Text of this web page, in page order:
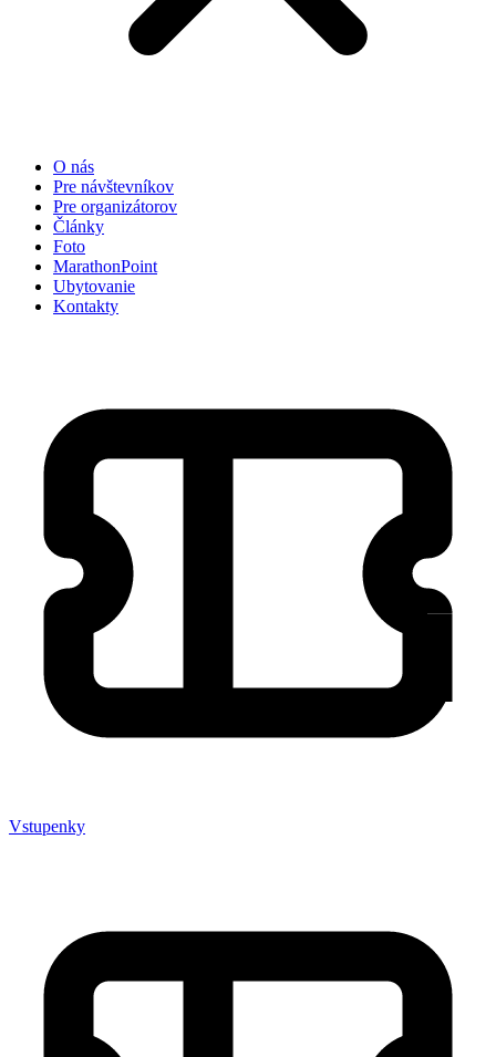
O nás
Pre návštevníkov
Pre organizátorov
Články
Foto
MarathonPoint
Ubytovanie
Kontakty
Vstupenky